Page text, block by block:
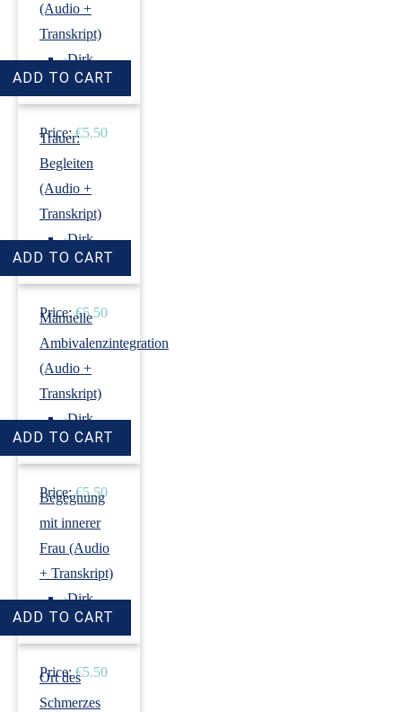
(Audio +
Transkript)
›Dirk
Revenstorf
Price: €5.50
Trauer:
Begleiten
(Audio +
Transkript)
›Dirk
Revenstorf
Price: €5.50
Manuelle
Ambivalenzintegration
(Audio +
Transkript)
›Dirk
Revenstorf
Price: €5.50
Begegnung
mit innerer
Frau (Audio
+ Transkript)
›Dirk
Revenstorf
Price: €5.50
Ort des
Schmerzes